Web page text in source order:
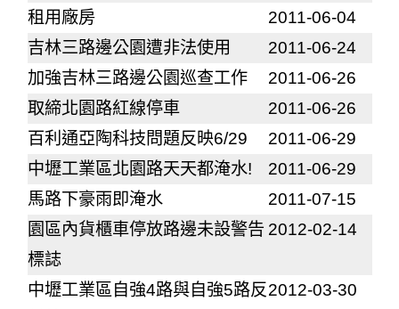
租用廠房
2011-06-04
吉林三路邊公園遭非法使用
2011-06-24
加強吉林三路邊公園巡查工作
2011-06-26
取締北園路紅線停車
2011-06-26
百利通亞陶科技問題反映6/29
2011-06-29
中壢工業區北園路天天都淹水!
2011-06-29
馬路下豪雨即淹水
2011-07-15
園區內貨櫃車停放路邊未設警告
標誌
2012-02-14
中壢工業區自強4路與自強5路反2012-03-30